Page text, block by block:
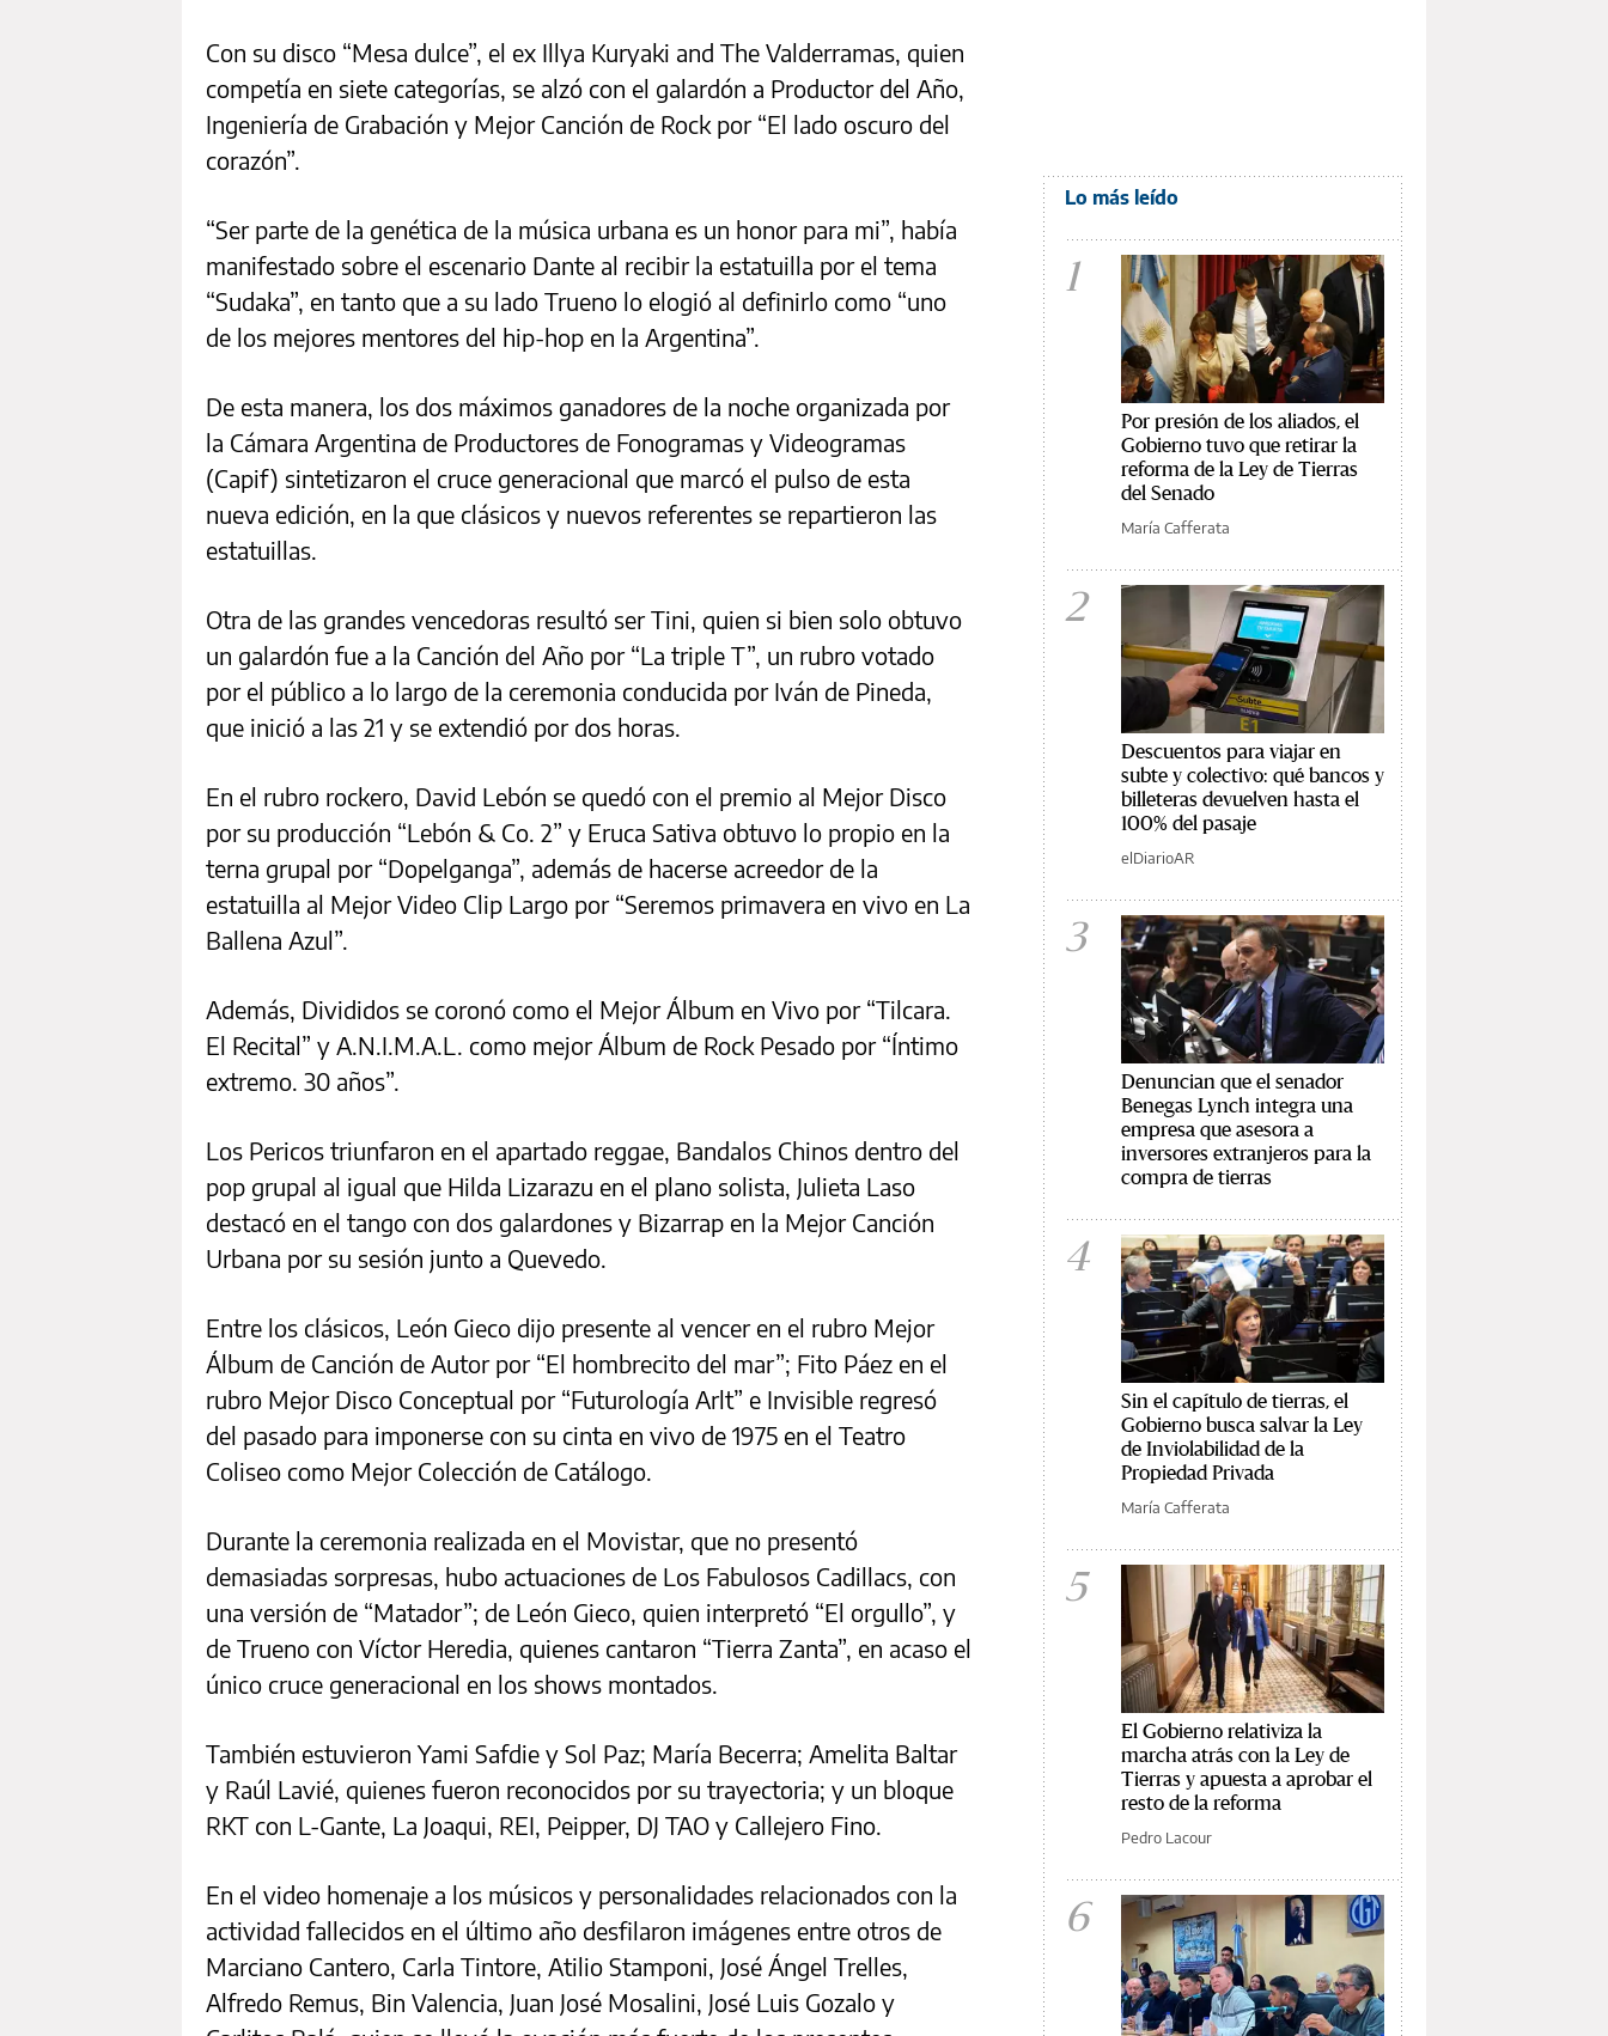
Con su disco “Mesa dulce”, el ex Illya Kuryaki and The Valderramas, quien
competía en siete categorías, se alzó con el galardón a Productor del Año,
Ingeniería de Grabación y Mejor Canción de Rock por “El lado oscuro del
corazón”.
“Ser parte de la genética de la música urbana es un honor para mi”, había
manifestado sobre el escenario Dante al recibir la estatuilla por el tema
“Sudaka”, en tanto que a su lado Trueno lo elogió al definirlo como “uno
de los mejores mentores del hip-hop en la Argentina”.
De esta manera, los dos máximos ganadores de la noche organizada por
la Cámara Argentina de Productores de Fonogramas y Videogramas
(Capif) sintetizaron el cruce generacional que marcó el pulso de esta
nueva edición, en la que clásicos y nuevos referentes se repartieron las
estatuillas.
Otra de las grandes vencedoras resultó ser Tini, quien si bien solo obtuvo
un galardón fue a la Canción del Año por “La triple T”, un rubro votado
por el público a lo largo de la ceremonia conducida por Iván de Pineda,
que inició a las 21 y se extendió por dos horas.
En el rubro rockero, David Lebón se quedó con el premio al Mejor Disco
por su producción “Lebón & Co. 2” y Eruca Sativa obtuvo lo propio en la
terna grupal por “Dopelganga”, además de hacerse acreedor de la
estatuilla al Mejor Video Clip Largo por “Seremos primavera en vivo en La
Ballena Azul”.
Además, Divididos se coronó como el Mejor Álbum en Vivo por “Tilcara.
El Recital” y A.N.I.M.A.L. como mejor Álbum de Rock Pesado por “Íntimo
extremo. 30 años”.
Los Pericos triunfaron en el apartado reggae, Bandalos Chinos dentro del
pop grupal al igual que Hilda Lizarazu en el plano solista, Julieta Laso
destacó en el tango con dos galardones y Bizarrap en la Mejor Canción
Urbana por su sesión junto a Quevedo.
Entre los clásicos, León Gieco dijo presente al vencer en el rubro Mejor
Álbum de Canción de Autor por “El hombrecito del mar”; Fito Páez en el
rubro Mejor Disco Conceptual por “Futurología Arlt” e Invisible regresó
del pasado para imponerse con su cinta en vivo de 1975 en el Teatro
Coliseo como Mejor Colección de Catálogo.
Durante la ceremonia realizada en el Movistar, que no presentó
demasiadas sorpresas, hubo actuaciones de Los Fabulosos Cadillacs, con
una versión de “Matador”; de León Gieco, quien interpretó “El orgullo”, y
de Trueno con Víctor Heredia, quienes cantaron “Tierra Zanta”, en acaso el
único cruce generacional en los shows montados.
También estuvieron Yami Safdie y Sol Paz; María Becerra; Amelita Baltar
y Raúl Lavié, quienes fueron reconocidos por su trayectoria; y un bloque
RKT con L-Gante, La Joaqui, REI, Peipper, DJ TAO y Callejero Fino.
En el video homenaje a los músicos y personalidades relacionados con la
actividad fallecidos en el último año desfilaron imágenes entre otros de
Marciano Cantero, Carla Tintore, Atilio Stamponi, José Ángel Trelles,
Alfredo Remus, Bin Valencia, Juan José Mosalini, José Luis Gozalo y
Lo más leído
1
Por presión de los aliados, el
Gobierno tuvo que retirar la
reforma de la Ley de Tierras
del Senado
María Cafferata
2
Descuentos para viajar en
subte y colectivo: qué bancos y
billeteras devuelven hasta el
100% del pasaje
elDiarioAR
3
Denuncian que el senador
Benegas Lynch integra una
empresa que asesora a
inversores extranjeros para la
compra de tierras
4
Sin el capítulo de tierras, el
Gobierno busca salvar la Ley
de Inviolabilidad de la
Propiedad Privada
María Cafferata
5
El Gobierno relativiza la
marcha atrás con la Ley de
Tierras y apuesta a aprobar el
resto de la reforma
Pedro Lacour
6